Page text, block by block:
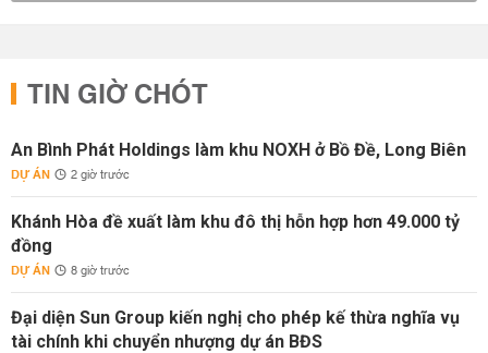
TIN GIỜ CHÓT
An Bình Phát Holdings làm khu NOXH ở Bồ Đề, Long Biên
DỰ ÁN 2 giờ trước
Khánh Hòa đề xuất làm khu đô thị hỗn hợp hơn 49.000 tỷ
đồng
DỰ ÁN 8 giờ trước
Đại diện Sun Group kiến nghị cho phép kế thừa nghĩa vụ
tài chính khi chuyển nhượng dự án BĐS